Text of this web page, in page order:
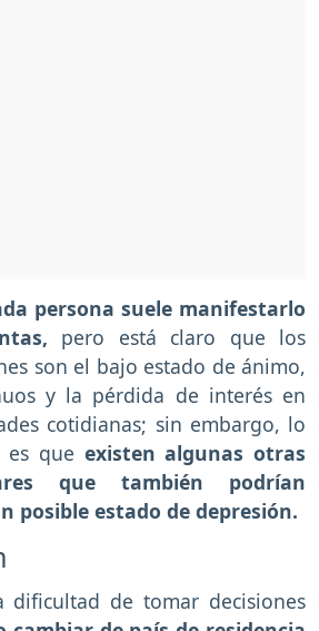
persona suele manifestarlo
pero está claro que los
son el bajo estado de ánimo,
y la pérdida de interés en
cotidianas; sin embargo, lo
es que existen algunas otras
que también podrían
posible estado de depresión.
de tomar decisiones